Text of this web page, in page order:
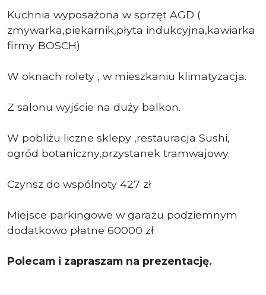
Kuchnia wyposażona w sprzęt AGD (
zmywarka,piekarnik,płyta indukcyjna,kawiarka
firmy BOSCH)
W oknach rolety , w mieszkaniu klimatyzacja.
Z salonu wyjście na duży balkon.
W pobliżu liczne sklepy ,restauracja Sushi,
ogród botaniczny,przystanek tramwajowy.
Czynsz do wspólnoty 427 zł
Miejsce parkingowe w garażu podziemnym
dodatkowo płatne 60000 zł
Polecam i zapraszam na prezentację.